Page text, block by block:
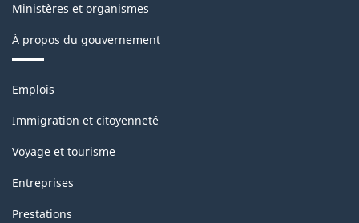
Ministères et organismes
À propos du gouvernement
Thèmes
sujets
Emplois
Immigration et citoyenneté
Voyage et tourisme
Entreprises
Prestations